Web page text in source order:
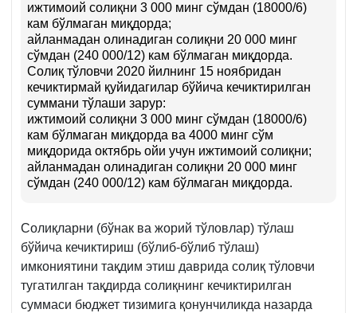
ижтимоий солиқни 3 000 минг сўмдан (18000/6)
кам бўлмаган миқдорда;
айланмадан олинадиган солиқни 20 000 минг
сўмдан (240 000/12) кам бўлмаган миқдорда.
Солиқ тўловчи 2020 йилнинг 15 ноябридан
кечиктирмай қуйидагилар бўйича кечиктирилган
суммани тўлаши зарур:
ижтимоий солиқни 3 000 минг сўмдан (18000/6)
кам бўлмаган миқдорда ва 4000 минг сўм
миқдорида октябрь ойи учун ижтимоий солиқни;
айланмадан олинадиган солиқни 20 000 минг
сўмдан (240 000/12) кам бўлмаган миқдорда.
Солиқларни (бўнак ва жорий тўловлар) тўлаш
бўйича кечиктириш (бўлиб-бўлиб тўлаш)
имкониятини тақдим этиш даврида солиқ тўловчи
тугатилган тақдирда солиқнинг кечиктирилган
суммаси бюджет тизимига қонунчиликда назарда